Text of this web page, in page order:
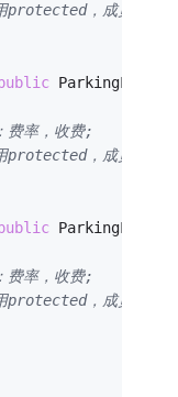
protected，成员函数
费率，收费;
protected，成员函数
费率，收费;
protected，成员函数